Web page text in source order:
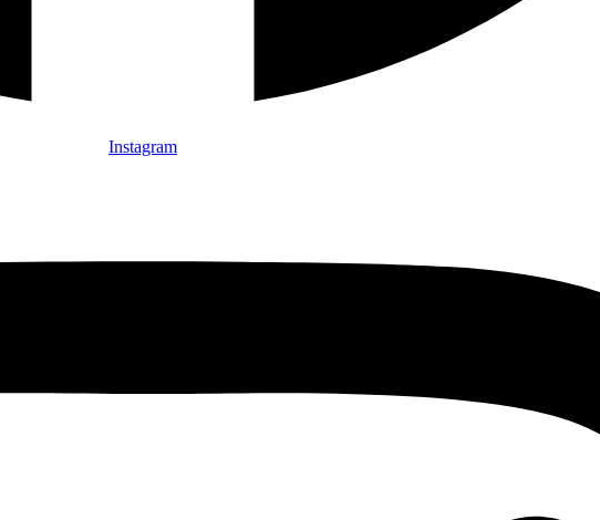
Instagram